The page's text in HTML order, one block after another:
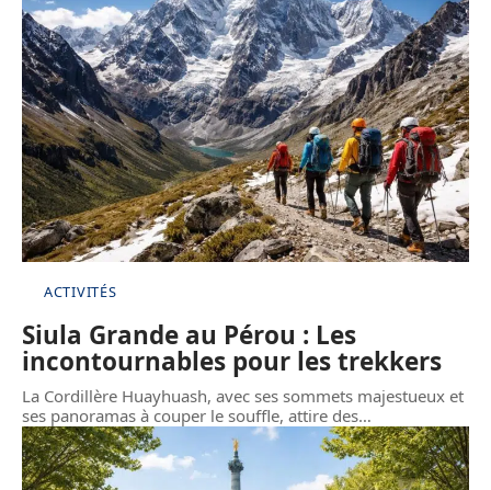
ACTIVITÉS
Siula Grande au Pérou : Les
incontournables pour les trekkers
La Cordillère Huayhuash, avec ses sommets majestueux et
ses panoramas à couper le souffle, attire des…